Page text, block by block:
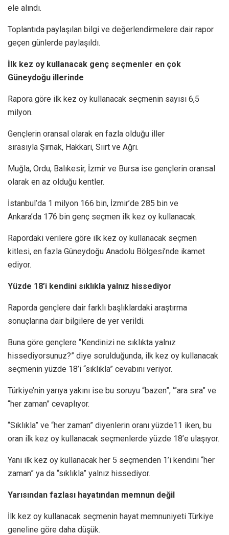
ele alındı.
Toplantıda paylaşılan bilgi ve değerlendirmelere dair rapor
geçen günlerde paylaşıldı.
İlk kez oy kullanacak genç seçmenler en çok
Güneydoğu illerinde
Rapora göre ilk kez oy kullanacak seçmenin sayısı 6,5
milyon.
Gençlerin oransal olarak en fazla olduğu iller
sırasıyla Şırnak, Hakkari, Siirt ve Ağrı.
Muğla, Ordu, Balıkesir, İzmir ve Bursa ise gençlerin oransal
olarak en az olduğu kentler.
İstanbul’da 1 milyon 166 bin, İzmir’de 285 bin ve
Ankara’da 176 bin genç seçmen ilk kez oy kullanacak.
Rapordaki verilere göre ilk kez oy kullanacak seçmen
kitlesi, en fazla Güneydoğu Anadolu Bölgesi’nde ikamet
ediyor.
Yüzde 18’i kendini sıklıkla yalnız hissediyor
Raporda gençlere dair farklı başlıklardaki araştırma
sonuçlarına dair bilgilere de yer verildi.
Buna göre gençlere “Kendinizi ne sıklıkta yalnız
hissediyorsunuz?” diye sorulduğunda, ilk kez oy kullanacak
seçmenin yüzde 18’i “sıklıkla” cevabını veriyor.
Türkiye’nin yarıya yakını ise bu soruyu “bazen”, ‘”ara sıra” ve
“her zaman” cevaplıyor.
“Sıklıkla” ve “her zaman” diyenlerin oranı yüzde11 iken, bu
oran ilk kez oy kullanacak seçmenlerde yüzde 18’e ulaşıyor.
Yani ilk kez oy kullanacak her 5 seçmenden 1’i kendini “her
zaman” ya da “sıklıkla” yalnız hissediyor.
Yarısından fazlası hayatından memnun değil
İlk kez oy kullanacak seçmenin hayat memnuniyeti Türkiye
geneline göre daha düşük.